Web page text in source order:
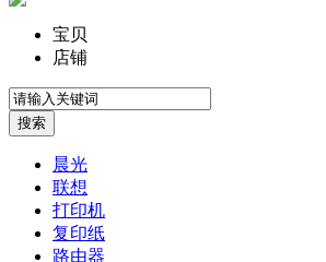
宝贝
店铺
晨光
联想
打印机
复印纸
路由器